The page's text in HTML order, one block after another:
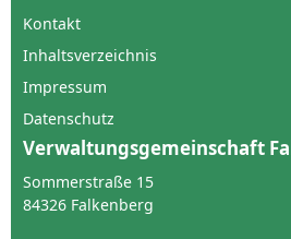
Kontakt
Inhaltsverzeichnis
Impressum
Datenschutz
Verwaltungsgemeinschaft
Sommerstraße 15
84326 Falkenberg